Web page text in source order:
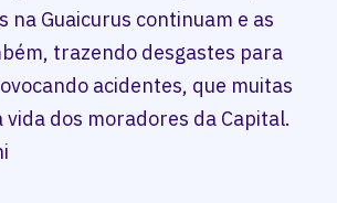
na Guaicurus continuam e as
trazendo desgastes para
acidentes, que muitas
vida dos moradores da Capital.